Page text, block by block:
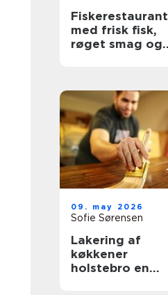
Fiskerestaurant
med frisk fisk,
røget smag og
09. may 2026
Sofie Sørensen
Lakering af
køkkener
holstebro en